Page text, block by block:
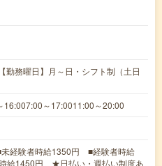
勤務曜日】月～日・シフト制（土日
～17:0011:00～20:00
経験者時給1350円 ■経験者時給
給1450円 ★日払い・週払い制度あ